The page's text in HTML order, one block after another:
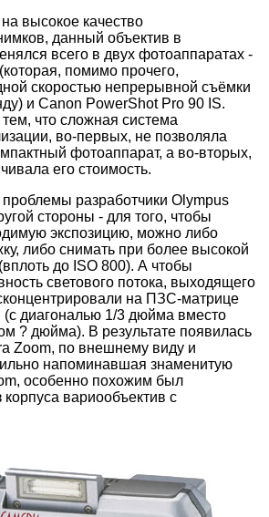
высокое качество
данный объектив в
всего в двух фотоаппаратах -
помимо прочего,
скоростью непрерывной съёмки
и Canon PowerShot Pro 90 IS.
что сложная система
во-первых, не позволяла
фотоаппарат, а во-вторых,
его стоимость.
разработчики Olympus
стороны - для того, чтобы
экспозицию, можно либо
либо снимать при более высокой
до ISO 800). А чтобы
светового потока, выходящего
на ПЗС-матрице
диагональю 1/3 дюйма вместо
? дюйма). В результате появилась
Zoom, по внешнему виду и
напоминавшая знаменитую
особенно похожим был
вариообъектив с